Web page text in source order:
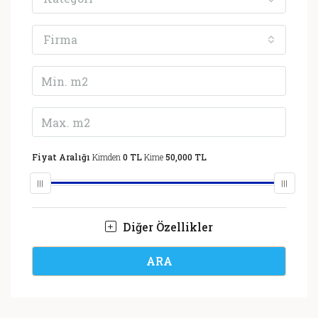
Firma
Fiyat Aralığı Kimden 0 TLKime50,000 TL
Diğer Özellikler
ARA